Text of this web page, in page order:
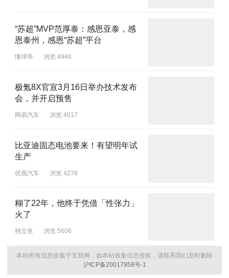
“苏超”MVP范厚泰：感恩亚泰，感
恩泰州，感恩“苏超”平台
懂球帝 浏览 4940
极氪8X官宣3月16日举办技术发布
会，并开启预售
网易汽车 浏览 4017
比亚迪固态电池要来！有望明年试
生产
优视汽车 浏览 4278
糊了22年，他终于凭借「性张力」
火了
独立鱼 浏览 5606
本站所有信息收集于互联网，如本站收集信息侵权，请联系我们及时删除
沪ICP备20017958号-1